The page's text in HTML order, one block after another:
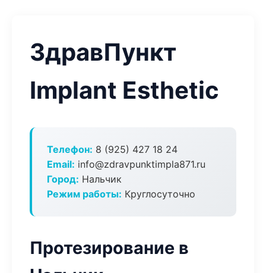
ЗдравПункт
Implant Esthetic
Телефон: 8 (925) 427 18 24
Email: info@zdravpunktimpla871.ru
Город: Нальчик
Режим работы: Круглосуточно
Протезирование в